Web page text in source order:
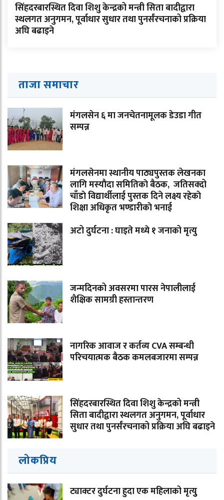
सिंहदरबारस्थित दिवा शिशु केन्द्रको मन्त्री सिता बादीद्वारा
स्थलगत अनुगमन, पूर्वाधार सुधार तथा पुनर्संरचनाको प्रक्रिया
अघि बढाइने
ताजा समाचार
मंगलसेन ६ मा जनचेतनामूलक डेउडा गीत
सम्पन्न
मंगलसेनमा स्थानीय पाठ्यपुस्तक लेखनका
लागि मस्याैदा समितिकाे बैठक, जतिसक्दो
चाँडाे विद्यार्थीलाई पुस्तक दिने लक्ष्य रहेकाे
शिक्षा अधिकृत भण्डारीकाे भनाई
अटो दुर्घटना : घाइते मध्ये १ जनाको मृत्यु
जन्मदिनको अवसरमा पारस नेपालीलाई
शैक्षिक सामग्री हस्तान्तरण
नागरिक आवाज र कर्तव्य CVA सम्बन्धी
परिचयात्मक बैठक कमलबजारमा सम्पन्न
सिंहदरबारस्थित दिवा शिशु केन्द्रको मन्त्री
सिता बादीद्वारा स्थलगत अनुगमन, पूर्वाधार
सुधार तथा पुनर्संरचनाको प्रक्रिया अघि बढाइने
लोकप्रिय
ट्याक्टर दुर्घटना हुदा एक महिलाको मृत्युु